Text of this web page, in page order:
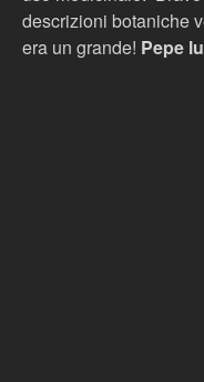
descrizioni botaniche
era un grande! Pepe